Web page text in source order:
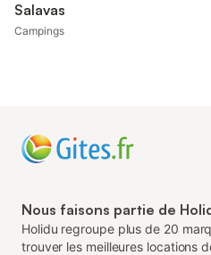
Salavas
Campings
Nous faisons partie de
Holidu regroupe plus de 20
trouver les meilleures locations